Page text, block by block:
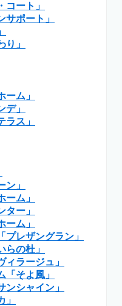
ート」
ポート」
」
ム」
デ」
ラス」
」
ーム」
ター」
ーム」
プレザングラン」
らの杜」
ィラージュ」
そよ風」
シャイン」